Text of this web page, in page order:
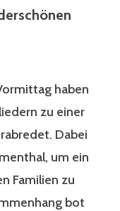
haben
zu einer
Dabei
um ein
Familien zu
bot